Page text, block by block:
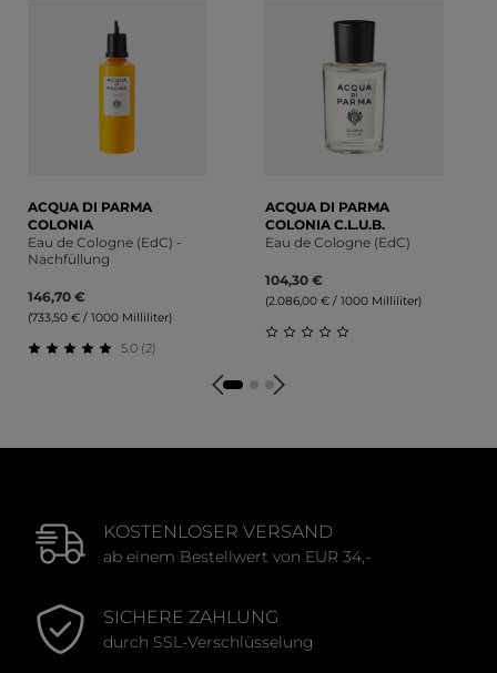
ACQUA DI PARMA
COLONIA
Eau de Cologne (EdC) -
Nachfüllung
146,70 €
(733,50 € / 1000 Milliliter)
Durchschnittliche Bewertung von 5 von 5 Sternen
5.0 (2)
ACQUA DI PARMA
COLONIA C.L.U.B.
Eau de Cologne (EdC)
104,30 €
(2.086,00 € / 1000 Milliliter)
KOSTENLOSER VERSAND
ab einem Bestellwert von EUR 34,-
SICHERE ZAHLUNG
durch SSL-Verschlüsselung